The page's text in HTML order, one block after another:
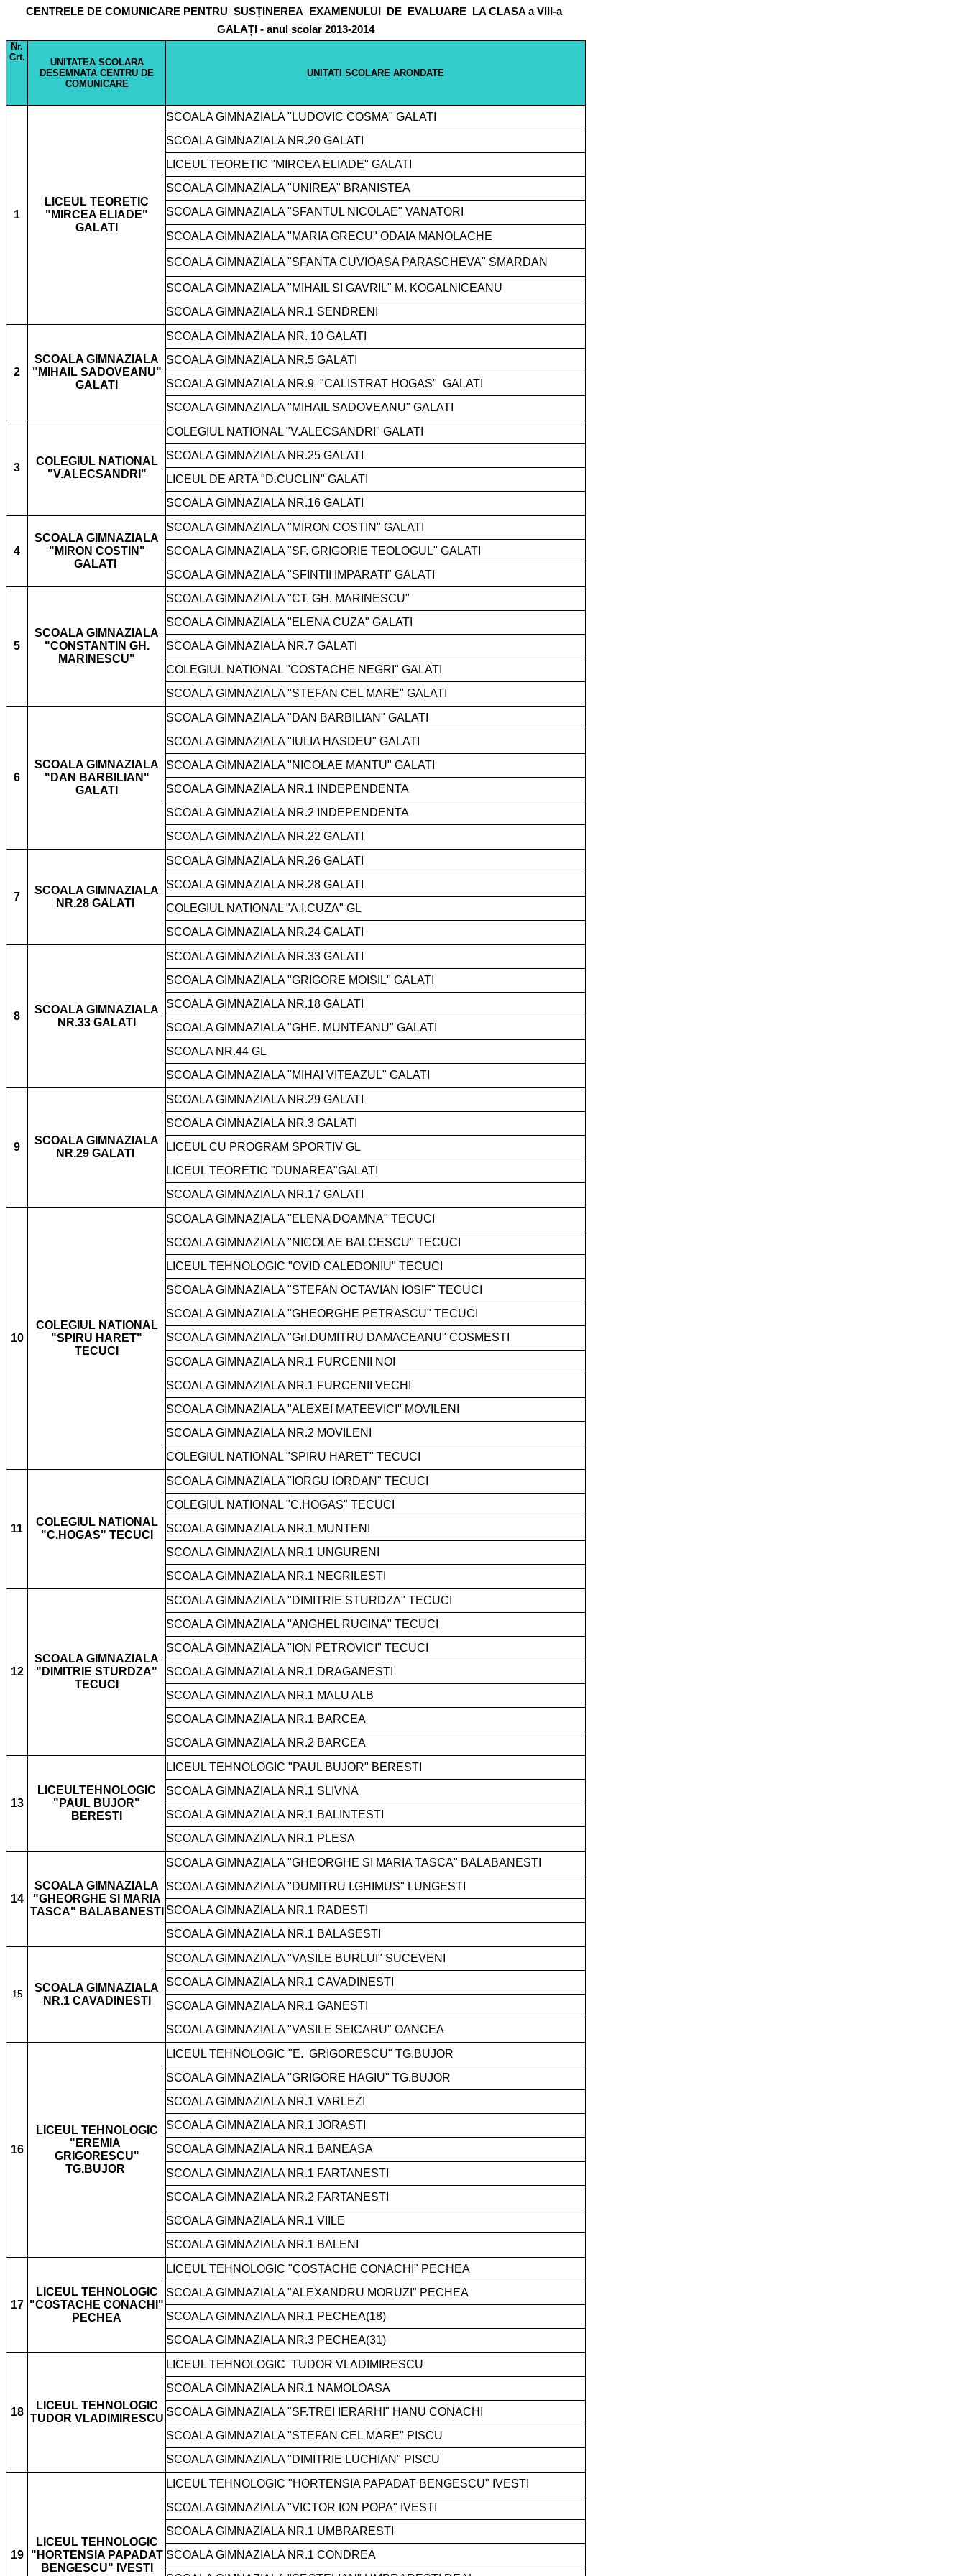
CENTRELE DE COMUNICARE PENTRU SUSȚINEREA EXAMENULUI DE EVALUARE
LA CLASA a VIII-a
GALAȚI - anul scolar 2013-2014
Nr.
Crt.
UNITATEA SCOLARA
DESEMNATA CENTRU DE
COMUNICARE
UNITATI SCOLARE ARONDATE
1
LICEUL TEORETIC
"MIRCEA ELIADE"
GALATI
SCOALA GIMNAZIALA "LUDOVIC COSMA" GALATI
SCOALA GIMNAZIALA NR.20 GALATI
LICEUL TEORETIC "MIRCEA ELIADE" GALATI
SCOALA GIMNAZIALA "UNIREA" BRANISTEA
SCOALA GIMNAZIALA "SFANTUL NICOLAE" VANATORI
SCOALA GIMNAZIALA "MARIA GRECU" ODAIA MANOLACHE
SCOALA GIMNAZIALA "SFANTA CUVIOASA PARASCHEVA" SMARDAN
SCOALA GIMNAZIALA "MIHAIL SI GAVRIL" M. KOGALNICEANU
SCOALA GIMNAZIALA NR.1 SENDRENI
2
SCOALA GIMNAZIALA
"MIHAIL SADOVEANU"
GALATI
SCOALA GIMNAZIALA NR. 10 GALATI
SCOALA GIMNAZIALA NR.5 GALATI
SCOALA GIMNAZIALA NR.9 "CALISTRAT HOGAS" GALATI
SCOALA GIMNAZIALA "MIHAIL SADOVEANU" GALATI
3
COLEGIUL NATIONAL
"V.ALECSANDRI"
COLEGIUL NATIONAL "V.ALECSANDRI" GALATI
SCOALA GIMNAZIALA NR.25 GALATI
LICEUL DE ARTA "D.CUCLIN" GALATI
SCOALA GIMNAZIALA NR.16 GALATI
4
SCOALA GIMNAZIALA
"MIRON COSTIN"
GALATI
SCOALA GIMNAZIALA "MIRON COSTIN" GALATI
SCOALA GIMNAZIALA "SF. GRIGORIE TEOLOGUL" GALATI
SCOALA GIMNAZIALA "SFINTII IMPARATI" GALATI
5
SCOALA GIMNAZIALA
"CONSTANTIN GH.
MARINESCU"
SCOALA GIMNAZIALA "CT. GH. MARINESCU"
SCOALA GIMNAZIALA "ELENA CUZA" GALATI
SCOALA GIMNAZIALA NR.7 GALATI
COLEGIUL NATIONAL "COSTACHE NEGRI" GALATI
SCOALA GIMNAZIALA "STEFAN CEL MARE" GALATI
6
SCOALA GIMNAZIALA
"DAN BARBILIAN"
GALATI
SCOALA GIMNAZIALA "DAN BARBILIAN" GALATI
SCOALA GIMNAZIALA "IULIA HASDEU" GALATI
SCOALA GIMNAZIALA "NICOLAE MANTU" GALATI
SCOALA GIMNAZIALA NR.1 INDEPENDENTA
SCOALA GIMNAZIALA NR.2 INDEPENDENTA
SCOALA GIMNAZIALA NR.22 GALATI
7
SCOALA GIMNAZIALA
NR.28 GALATI
SCOALA GIMNAZIALA NR.26 GALATI
SCOALA GIMNAZIALA NR.28 GALATI
COLEGIUL NATIONAL "A.I.CUZA" GL
SCOALA GIMNAZIALA NR.24 GALATI
8
SCOALA GIMNAZIALA
NR.33 GALATI
SCOALA GIMNAZIALA NR.33 GALATI
SCOALA GIMNAZIALA "GRIGORE MOISIL" GALATI
SCOALA GIMNAZIALA NR.18 GALATI
SCOALA GIMNAZIALA "GHE. MUNTEANU" GALATI
SCOALA NR.44 GL
SCOALA GIMNAZIALA "MIHAI VITEAZUL" GALATI
9
SCOALA GIMNAZIALA
NR.29 GALATI
SCOALA GIMNAZIALA NR.29 GALATI
SCOALA GIMNAZIALA NR.3 GALATI
LICEUL CU PROGRAM SPORTIV GL
LICEUL TEORETIC "DUNAREA"GALATI
SCOALA GIMNAZIALA NR.17 GALATI
10
COLEGIUL NATIONAL
"SPIRU HARET"
TECUCI
SCOALA GIMNAZIALA "ELENA DOAMNA" TECUCI
SCOALA GIMNAZIALA "NICOLAE BALCESCU" TECUCI
LICEUL TEHNOLOGIC "OVID CALEDONIU" TECUCI
SCOALA GIMNAZIALA "STEFAN OCTAVIAN IOSIF" TECUCI
SCOALA GIMNAZIALA "GHEORGHE PETRASCU" TECUCI
SCOALA GIMNAZIALA "Grl.DUMITRU DAMACEANU" COSMESTI
SCOALA GIMNAZIALA NR.1 FURCENII NOI
SCOALA GIMNAZIALA NR.1 FURCENII VECHI
SCOALA GIMNAZIALA "ALEXEI MATEEVICI" MOVILENI
SCOALA GIMNAZIALA NR.2 MOVILENI
COLEGIUL NATIONAL "SPIRU HARET" TECUCI
11
COLEGIUL NATIONAL
"C.HOGAS" TECUCI
SCOALA GIMNAZIALA "IORGU IORDAN" TECUCI
COLEGIUL NATIONAL "C.HOGAS" TECUCI
SCOALA GIMNAZIALA NR.1 MUNTENI
SCOALA GIMNAZIALA NR.1 UNGURENI
SCOALA GIMNAZIALA NR.1 NEGRILESTI
12
SCOALA GIMNAZIALA
"DIMITRIE STURDZA"
TECUCI
SCOALA GIMNAZIALA "DIMITRIE STURDZA" TECUCI
SCOALA GIMNAZIALA "ANGHEL RUGINA" TECUCI
SCOALA GIMNAZIALA "ION PETROVICI" TECUCI
SCOALA GIMNAZIALA NR.1 DRAGANESTI
SCOALA GIMNAZIALA NR.1 MALU ALB
SCOALA GIMNAZIALA NR.1 BARCEA
SCOALA GIMNAZIALA NR.2 BARCEA
13
LICEULTEHNOLOGIC
"PAUL BUJOR"
BERESTI
LICEUL TEHNOLOGIC "PAUL BUJOR" BERESTI
SCOALA GIMNAZIALA NR.1 SLIVNA
SCOALA GIMNAZIALA NR.1 BALINTESTI
SCOALA GIMNAZIALA NR.1 PLESA
14
SCOALA GIMNAZIALA
"GHEORGHE SI MARIA
TASCA" BALABANESTI
SCOALA GIMNAZIALA "GHEORGHE SI MARIA TASCA" BALABANESTI
SCOALA GIMNAZIALA "DUMITRU I.GHIMUS" LUNGESTI
SCOALA GIMNAZIALA NR.1 RADESTI
SCOALA GIMNAZIALA NR.1 BALASESTI
15
SCOALA GIMNAZIALA
NR.1 CAVADINESTI
SCOALA GIMNAZIALA "VASILE BURLUI" SUCEVENI
SCOALA GIMNAZIALA NR.1 CAVADINESTI
SCOALA GIMNAZIALA NR.1 GANESTI
SCOALA GIMNAZIALA "VASILE SEICARU" OANCEA
16
LICEUL TEHNOLOGIC
"EREMIA
GRIGORESCU"
TG.BUJOR
LICEUL TEHNOLOGIC "E. GRIGORESCU" TG.BUJOR
SCOALA GIMNAZIALA "GRIGORE HAGIU" TG.BUJOR
SCOALA GIMNAZIALA NR.1 VARLEZI
SCOALA GIMNAZIALA NR.1 JORASTI
SCOALA GIMNAZIALA NR.1 BANEASA
SCOALA GIMNAZIALA NR.1 FARTANESTI
SCOALA GIMNAZIALA NR.2 FARTANESTI
SCOALA GIMNAZIALA NR.1 VIILE
SCOALA GIMNAZIALA NR.1 BALENI
17
LICEUL TEHNOLOGIC
"COSTACHE CONACHI"
PECHEA
LICEUL TEHNOLOGIC "COSTACHE CONACHI" PECHEA
SCOALA GIMNAZIALA "ALEXANDRU MORUZI" PECHEA
SCOALA GIMNAZIALA NR.1 PECHEA(18)
SCOALA GIMNAZIALA NR.3 PECHEA(31)
18
LICEUL TEHNOLOGIC
TUDOR VLADIMIRESCU
LICEUL TEHNOLOGIC TUDOR VLADIMIRESCU
SCOALA GIMNAZIALA NR.1 NAMOLOASA
SCOALA GIMNAZIALA "SF.TREI IERARHI" HANU CONACHI
SCOALA GIMNAZIALA "STEFAN CEL MARE" PISCU
SCOALA GIMNAZIALA "DIMITRIE LUCHIAN" PISCU
19
LICEUL TEHNOLOGIC
"HORTENSIA PAPADAT
BENGESCU" IVESTI
LICEUL TEHNOLOGIC "HORTENSIA PAPADAT BENGESCU" IVESTI
SCOALA GIMNAZIALA "VICTOR ION POPA" IVESTI
SCOALA GIMNAZIALA NR.1 UMBRARESTI
SCOALA GIMNAZIALA NR.1 CONDREA